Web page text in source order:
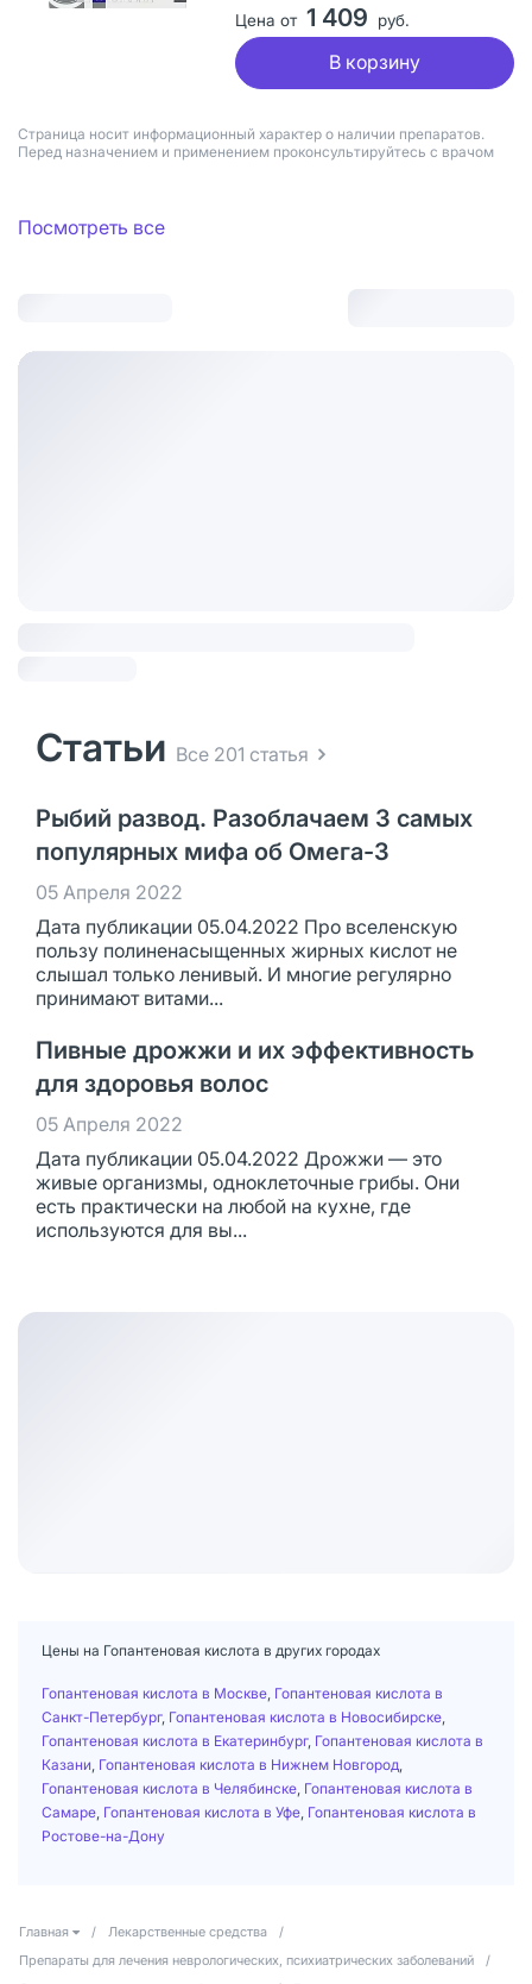
Цена от 1 409 руб.
В корзину
Страница носит информационный характер о наличии препаратов.
Перед назначением и применением проконсультируйтесь с врачом
Посмотреть все
Статьи Все 201 статья
Рыбий развод. Разоблачаем 3 самых
популярных мифа об Омега-3
05 Апреля 2022
Дата публикации 05.04.2022 Про вселенскую
пользу полиненасыщенных жирных кислот не
слышал только ленивый. И многие регулярно
принимают витами...
Пивные дрожжи и их эффективность
для здоровья волос
05 Апреля 2022
Дата публикации 05.04.2022 Дрожжи — это
живые организмы, одноклеточные грибы. Они
есть практически на любой на кухне, где
используются для вы...
Цены на Гопантеновая кислота в других городах
Гопантеновая кислота в Москве Гопантеновая кислота в
Санкт-Петербург, Гопантеновая кислота в Новосибирске
Гопантеновая кислота в Екатеринбург, Гопантеновая кислота в
Казани Гопантеновая кислота в Нижнем Новгород
Гопантеновая кислота в Челябинске Гопантеновая кислота в
Самаре Гопантеновая кислота в Уфе Гопантеновая кислота в
Ростове-на-Дону
Главная / Лекарственные средства
/
Препараты для лечения неврологических, психиатрических заболеваний
/